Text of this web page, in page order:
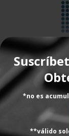
*no es
**válido
Sin
En el